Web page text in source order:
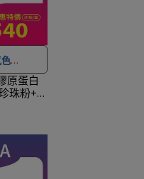
滿 NT$
服務
便，還
下個工
原蛋白
珠粉+乳